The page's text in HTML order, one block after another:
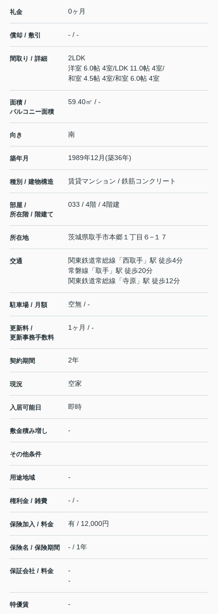
礼金 0ヶ月
償却 / 敷引 - / -
間取り / 詳細
2LDK
洋室 6.0帖 4室/LDK 11.0帖 4室/
和室 4.5帖 4室/和室 6.0帖 4室
面積 /
バルコニー面積
59.40㎡ / -
向き 南
築年月 1989年12月(築36年)
種別 / 建物構造 賃貸マンション / 鉄筋コンクリート
部屋 /
所在階 / 階建て
033 / 4階 / 4階建
所在地 茨城県取手市本郷 １丁目６−１７
交通 関東鉄道常総線 「西取手 」駅 徒歩4分
常磐線 「取手 」駅 徒歩20分
関東鉄道常総線 「寺原 」駅 徒歩12分
駐車場 / 月額 空無 / -
更新料 /
更新事務手数料
1ヶ月 / -
契約期間 2年
現況 空家
入居可能日 即時
敷金積み増し -
その他条件
用途地域 -
権利金 / 雑費 - / -
保険加入 / 料金 有 / 12,000円
保険名 / 保険期間 - / 1年
保証会社 / 料金
-
-
特優賃 -